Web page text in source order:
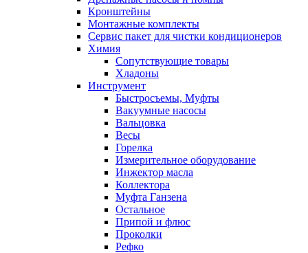
Кронштейны
Монтажные комплекты
Сервис пакет для чистки кондиционеров
Химия
Сопутствующие товары
Хладоны
Инструмент
Быстросъемы, Муфты
Вакуумные насосы
Вальцовка
Весы
Горелка
Измерительное оборудование
Инжектор масла
Коллектора
Муфта Ганзена
Остальное
Припой и флюс
Проколки
Рефко